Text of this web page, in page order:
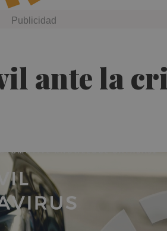
ante la